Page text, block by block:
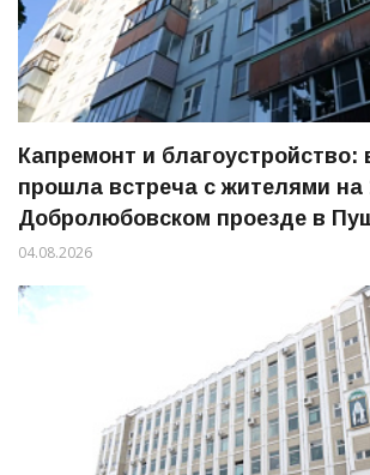
Капремонт и благоустройство:
прошла встреча с жителями на
Добролюбовском проезде в
04.08.2026